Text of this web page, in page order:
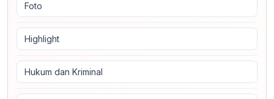
Foto
Highlight
Hukum dan Kriminal